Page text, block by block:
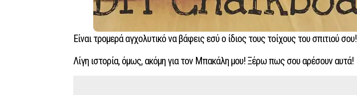
Είναι τρομερά αγχολυτικό να βάφεις εσύ ο ίδιος τους τοίχους του σπιτιού σου!
Λίγη ιστορία, όμως, ακόμη για τον Μπακάλη μου! Ξέρω πως σου αρέσουν αυτά!